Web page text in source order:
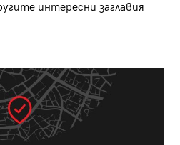
интересни заглавия